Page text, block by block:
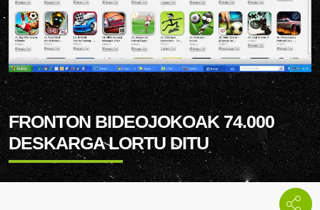
FRONTON BIDEOJOKOAK 74.000
DESKARGA LORTU DITU